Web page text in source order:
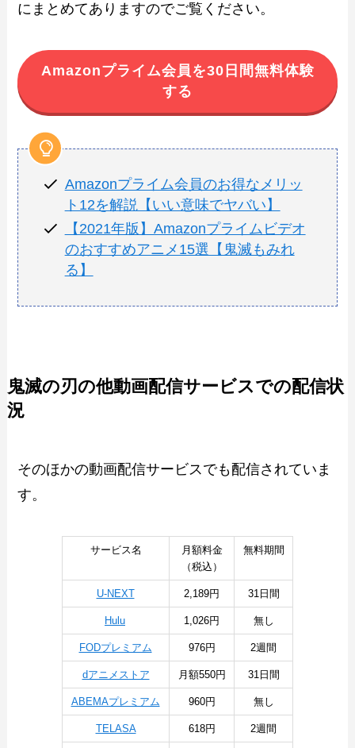
にまとめてありますのでご覧ください。
Amazonプライム会員を30日間無料体験
する
Amazonプライム会員のお得なメリッ
ト12を解説【いい意味でヤバい】
【2021年版】Amazonプライムビデオ
のおすすめアニメ15選【鬼滅もみれ
る】
鬼滅の刃の他動画配信サービスでの配信状
況
そのほかの動画配信サービスでも配信されていま
す。
サービス名
月額料金
（税込）
無料期間
U-NEXT 2,189円 31日間
Hulu 1,026円 無し
FODプレミアム 976円 2週間
dアニメストア 月額550円 31日間
ABEMAプレミアム 960円 無し
TELASA 618円 2週間